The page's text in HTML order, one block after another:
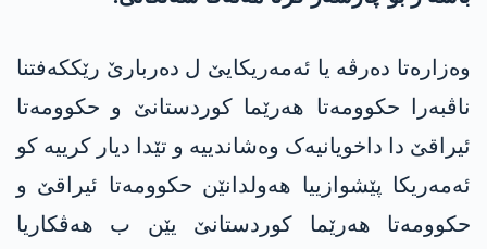
وەزارەتا دەرڤە یا ئه‌مەریکایێ ل دەربارێ رێکكەفتنا
ناڤبەرا حکوومەتا ھەرێما کوردستانێ و حکوومەتا
ئیراقێ دا داخویانیەک وەشاندییە و تێدا دیار کرییە کو
ئه‌مەریکا پێشوازییا ھەولدانێن حکوومەتا ئیراقێ و
حکوومەتا ھەرێما کوردستانێ یێن ب ھەڤکاریا